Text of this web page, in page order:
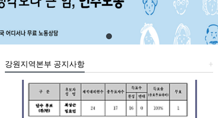
+
강원지역본부 공지사항